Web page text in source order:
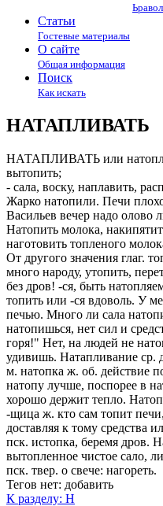
Статьи
Гостевые материалы
О сайте
Общая информация
Поиск
Как искать
НАТАПЛИВАТЬ
НАТАПЛИВАТЬ или
вытопить;
- сала, воску, наплавить,
Жарко натопили. Печи
Васильев вечер надо олово
Натопить молока,
наготовить топленого
От другого значения глаг.
много народу, утопить,
без дров! -ся, быть
топить или -ся вдоволь. У
печью. Много ли сала
натопишься, нет сил и
горя!" Нет, на людей не
удивишь. Натапливание ср.
м. натопка ж. об. действие
натопу лучше, поспорее в
хорошо держит тепло.
-щица ж. кто сам топит
доставляя к тому средства
пск. истопка, беремя дров.
вытопленное чистое сало,
пск. твер. о свече: нагореть.
Тегов нет: добавить
К разделу: Н